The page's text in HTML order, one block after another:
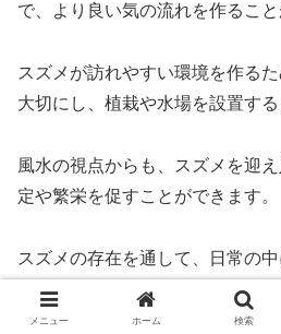
で、より良い気の流れを作ること
スズメが訪れやすい環境を作る
大切にし、植栽や水場を設置する
風水の視点からも、スズメを迎
定や繁栄を促すことができます。
スズメの存在を通して、日常の
かな暮らしを実現しましょう。
メニュー ホーム 検索